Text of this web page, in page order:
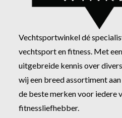
Vechtsportwinkel dé
vechtsport en fitness. Met
uitgebreide kennis over
wij een breed assortiment
de beste merken voor iedere
fitnessliefhebber.